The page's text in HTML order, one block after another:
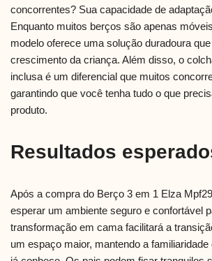
concorrentes? Sua capacidade de
Enquanto muitos berços são apenas
modelo oferece uma solução duradoura
crescimento da criança. Além disso, o
inclusa é um diferencial que muitos
garantindo que você tenha tudo o que
produto.
Resultados
Após a compra do Berço 3 em 1 Elza
esperar um ambiente seguro e confortável
transformação em cama facilitará a
um espaço maior, mantendo a